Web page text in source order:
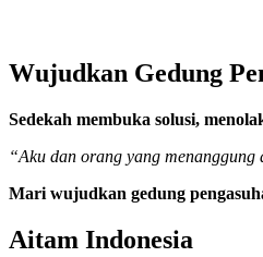
Wujudkan Gedung
Sedekah membuka solusi,
“Aku dan orang yang
Mari wujudkan gedung
Aitam Indonesia